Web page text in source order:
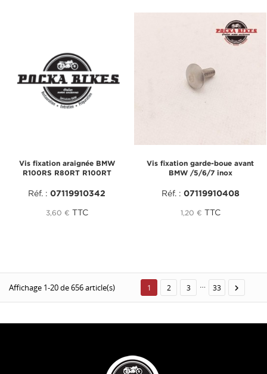
Vis fixation araignée BMW
R100RS R80RT R100RT
Réf. : 07119910342
3,60 € TTC
Vis fixation garde-boue avant
BMW /5/6/7 inox
Réf. : 07119910408
1,20 € TTC
Affichage 1-20 de 656 article(s) 1 2 3 … 33 